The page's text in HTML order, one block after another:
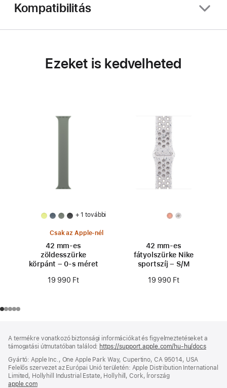
Kompatibilitás
Ezeket is kedvelheted
+ 1 további
Csak az Apple-nél
42 mm-es
zöldesszürke
körpánt – 0-s méret
19 990 Ft
42 mm-es
fátyolszürke Nike
sportszíj – S/M
19 990 Ft
A termékre vonatkozó biztonsági információkat és figyelmeztetéseket a
támogatási útmutatóban találod: https://support.apple.com/hu-hu/docs(új
meg)
Gyártó: Apple Inc., One Apple Park Way, Cupertino, CA 95014, USA
Felelős szervezet az Európai Unió területén: Apple Distribution International
Limited, Hollyhill Industrial Estate, Hollyhill, Cork, Írország
apple.com(új